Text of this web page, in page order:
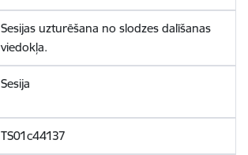
Sesijas uzturēšana no slodzes dalīšanas
viedokļa.
Sesija
TS01c44137